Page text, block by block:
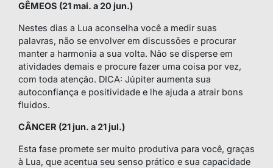
GÊMEOS (21 mai. a 20 jun.)
Nestes dias a Lua aconselha você a medir suas
palavras, não se envolver em discussões e procurar
manter a harmonia a sua volta. Não se disperse em
atividades demais e procure fazer uma coisa por vez,
com toda atenção. DICA: Júpiter aumenta sua
autoconfiança e positividade e lhe ajuda a atrair bons
fluidos.
CÂNCER (21 jun. a 21 jul.)
Esta fase promete ser muito produtiva para você, graças
à Lua, que acentua seu senso prático e sua capacidade